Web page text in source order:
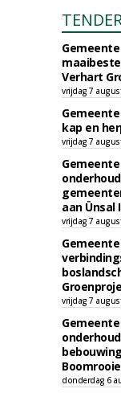
Verhart
vrijdag 7
kap en
vrijdag 7
aan
vrijdag 7
vrijdag 7
donderdag 6